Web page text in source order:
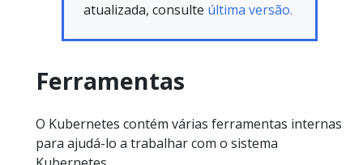
atualizada, consulte última versão.
Ferramentas
O Kubernetes contém várias ferramentas internas
para ajudá-lo a trabalhar com o sistema